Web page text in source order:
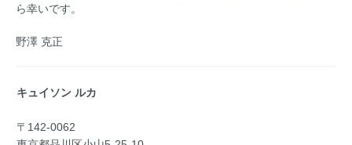
ら幸いです。
野澤 克正
キュイソン ルカ
〒142‐0062